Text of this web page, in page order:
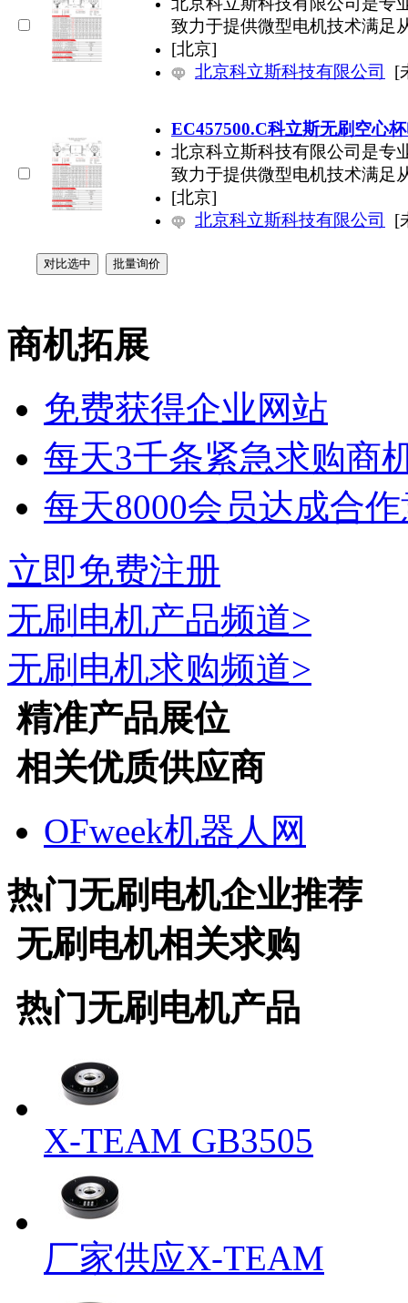
致力于提供微型电机技术满足
[北京]
北京科立斯科技有限公司
[
EC457500.C科立斯无刷空心
北京科立斯科技有限公司是专
致力于提供微型电机技术满足
[北京]
北京科立斯科技有限公司
[
商机拓展
免费获得企业网站
每天3千条紧急求购商
每天8000会员达成合
立即免费注册
无刷电机产品频道>
无刷电机求购频道>
精准产品展位
相关优质供应商
OFweek机器人网
热门 无刷电机企业推荐
无刷电机相关求购
热门 无刷电机产品
X-TEAM GB3505
厂家供应X-TEAM